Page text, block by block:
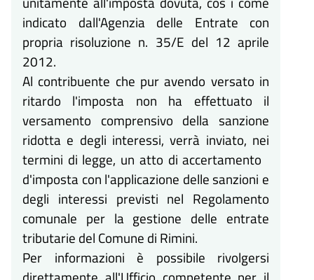
indicato dall'Agenzia delle Entrate con
propria risoluzione n. 35/E del 12 aprile
2012.
Al contribuente che pur avendo versato in
ritardo l'imposta non ha effettuato il
versamento comprensivo della sanzione
ridotta e degli interessi, verrà inviato, nei
termini di legge, un atto di accertamento
d'imposta con l'applicazione delle sanzioni e
degli interessi previsti nel Regolamento
comunale per la gestione delle entrate
tributarie del Comune di Rimini.
Per informazioni è possibile rivolgersi